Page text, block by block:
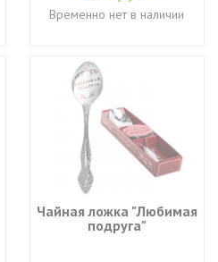
Временно нет в наличии
Чайная ложка "Любимая
подруга"